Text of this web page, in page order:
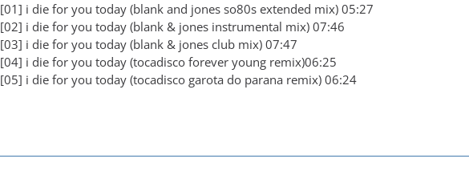
[01] i die for you today (blank and jones so80s extended mix) 05:27
[02] i die for you today (blank & jones instrumental mix) 07:46
[03] i die for you today (blank & jones club mix) 07:47
[04] i die for you today (tocadisco forever young remix)06:25
[05] i die for you today (tocadisco garota do parana remix) 06:24